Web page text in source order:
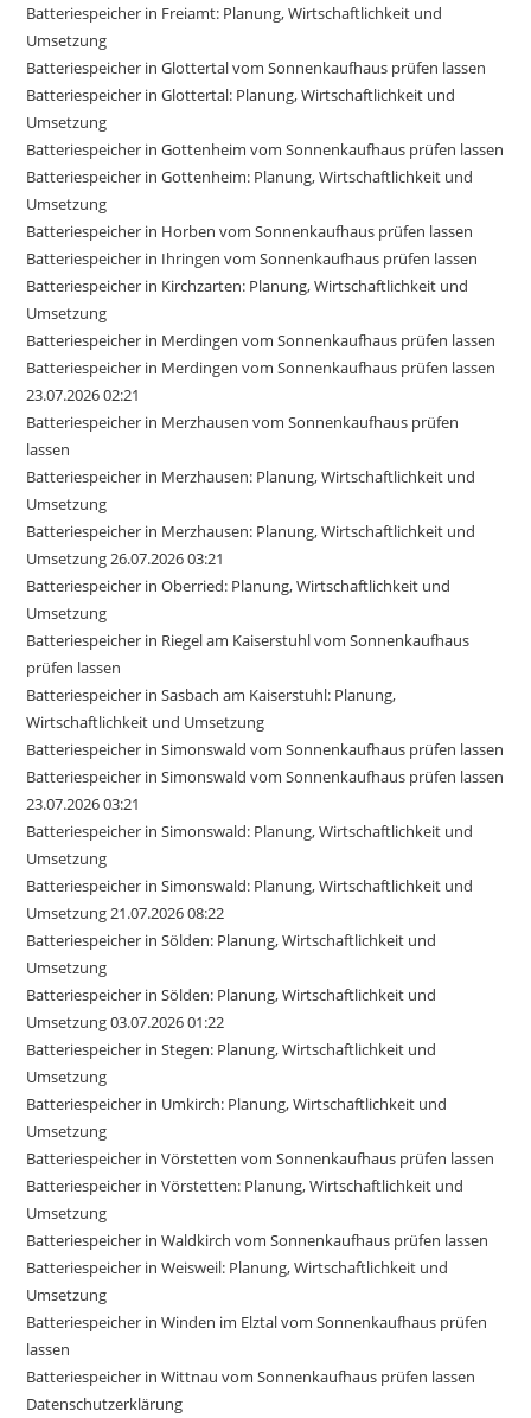
Batteriespeicher in Freiamt: Planung, Wirtschaftlichkeit und
Umsetzung
Batteriespeicher in Glottertal vom Sonnenkaufhaus prüfen lassen
Batteriespeicher in Glottertal: Planung, Wirtschaftlichkeit und
Umsetzung
Batteriespeicher in Gottenheim vom Sonnenkaufhaus prüfen lassen
Batteriespeicher in Gottenheim: Planung, Wirtschaftlichkeit und
Umsetzung
Batteriespeicher in Horben vom Sonnenkaufhaus prüfen lassen
Batteriespeicher in Ihringen vom Sonnenkaufhaus prüfen lassen
Batteriespeicher in Kirchzarten: Planung, Wirtschaftlichkeit und
Umsetzung
Batteriespeicher in Merdingen vom Sonnenkaufhaus prüfen lassen
Batteriespeicher in Merdingen vom Sonnenkaufhaus prüfen lassen
23.07.2026 02:21
Batteriespeicher in Merzhausen vom Sonnenkaufhaus prüfen
lassen
Batteriespeicher in Merzhausen: Planung, Wirtschaftlichkeit und
Umsetzung
Batteriespeicher in Merzhausen: Planung, Wirtschaftlichkeit und
Umsetzung 26.07.2026 03:21
Batteriespeicher in Oberried: Planung, Wirtschaftlichkeit und
Umsetzung
Batteriespeicher in Riegel am Kaiserstuhl vom Sonnenkaufhaus
prüfen lassen
Batteriespeicher in Sasbach am Kaiserstuhl: Planung,
Wirtschaftlichkeit und Umsetzung
Batteriespeicher in Simonswald vom Sonnenkaufhaus prüfen lassen
Batteriespeicher in Simonswald vom Sonnenkaufhaus prüfen lassen
23.07.2026 03:21
Batteriespeicher in Simonswald: Planung, Wirtschaftlichkeit und
Umsetzung
Batteriespeicher in Simonswald: Planung, Wirtschaftlichkeit und
Umsetzung 21.07.2026 08:22
Batteriespeicher in Sölden: Planung, Wirtschaftlichkeit und
Umsetzung
Batteriespeicher in Sölden: Planung, Wirtschaftlichkeit und
Umsetzung 03.07.2026 01:22
Batteriespeicher in Stegen: Planung, Wirtschaftlichkeit und
Umsetzung
Batteriespeicher in Umkirch: Planung, Wirtschaftlichkeit und
Umsetzung
Batteriespeicher in Vörstetten vom Sonnenkaufhaus prüfen lassen
Batteriespeicher in Vörstetten: Planung, Wirtschaftlichkeit und
Umsetzung
Batteriespeicher in Waldkirch vom Sonnenkaufhaus prüfen lassen
Batteriespeicher in Weisweil: Planung, Wirtschaftlichkeit und
Umsetzung
Batteriespeicher in Winden im Elztal vom Sonnenkaufhaus prüfen
lassen
Batteriespeicher in Wittnau vom Sonnenkaufhaus prüfen lassen
Datenschutzerklärung